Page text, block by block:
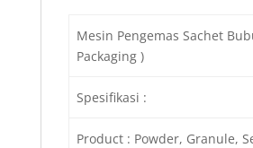
Mesin Pengemas Sachet
Packaging )
Spesifikasi :
Product : Powder, Granule,